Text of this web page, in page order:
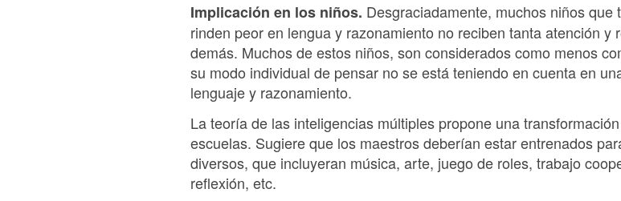
Implicación en los niños. Desgraciadamente, muchos niños
rinden peor en lengua y razonamiento no reciben tanta atención
demás. Muchos de estos niños, son considerados como menos
su modo individual de pensar no se está teniendo en cuenta en
lenguaje y razonamiento.
La teoría de las inteligencias múltiples propone una
escuelas. Sugiere que los maestros deberían estar entrenados
diversos, que incluyeran música, arte, juego de roles, trabajo
reflexión, etc.